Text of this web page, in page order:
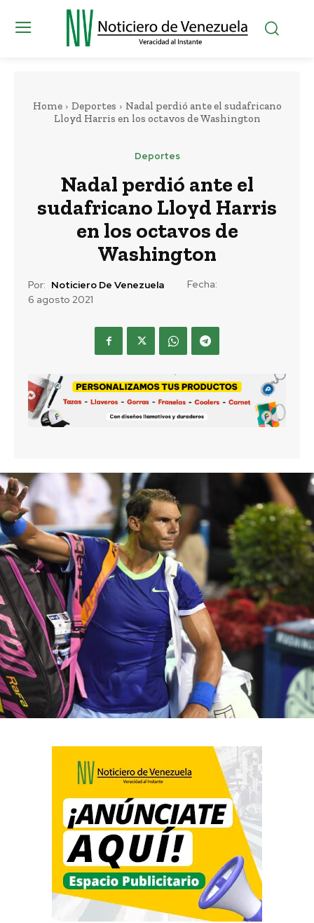
Home Deportes
Nadal perdió ante el sudafricano
Lloyd Harris en los octavos de Washington
Deportes
Nadal perdió ante el
sudafricano Lloyd Harris
en los octavos de
Washington
Por: Noticiero De Venezuela
Fecha:
6 agosto 2021